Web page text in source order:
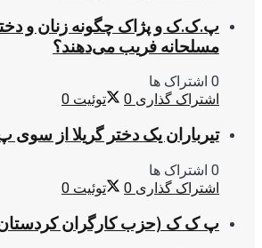
پ.ک.ک و پژاک چگونه زنان و
مسلحانه فریب می‌دهند؟
0 اشتراک ها
اشتراک گذاری 0 توئیت 0
تیرباران یک دختر گریلا از
0 اشتراک ها
اشتراک گذاری 0 توئیت 0
پ ک ک (حزب کارگران